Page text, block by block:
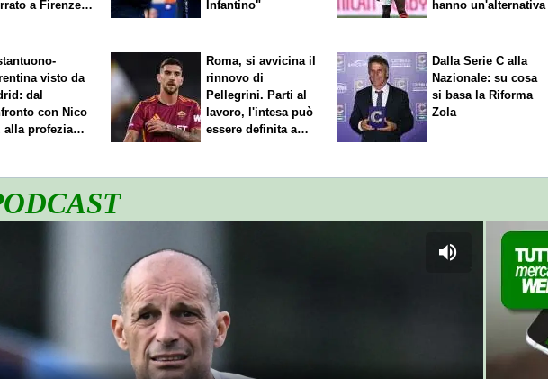
a Firenze,
Infantino"
hanno un'alternativa
visto da
dal
con Nico
alla profezia
Roma, si avvicina il
rinnovo di
Pellegrini. Parti al
lavoro, l'intesa può
essere definita a
Dalla Serie C alla
Nazionale: su cosa
si basa la Riforma
Zola